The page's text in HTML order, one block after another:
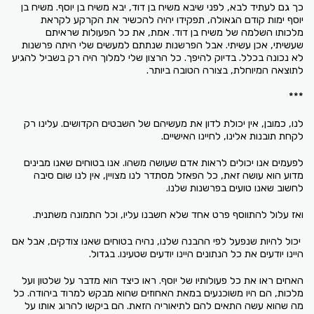
כך גם לעתיד לבא, לפני שיבא משיח בן דוד, יבא משיח בן יוסף. משיח בן
יוסף ימות קודם הגאולה, תפקידו יהיה להכשיר את הקרקע לקראת
מלכותו השלמה של משיח בן דוד. אמת, את כל הפעולות שראיתם
שעשיתי, אכן עשיתי. אבל הפרשנות שנתתם למעשים שלי היתה פרשנות
לא נכונה בכלל. בדיוק להיפך. כל הרצון שלי למלוך היה רק בשביל להגיע
לתוצאה המיוחלת, בצורה הטובה ביותר.
***
לנו, כמובן, אין יכולת לדון את מעשיהם של השבטים הקדושים. עלינו רק
לקחת תובנות אלינו, לחיינו האישיים.
לפעמים אנו יכולים לראות אדם שעושה משהו. אנו בטוחים שאנו מבינים
מדוע הוא עושה זאת, כל הפאזל מסתדר לנו מצויין, אין לנו שום סיבה
לחשוב שאנו טועים בפרשנות שלנו.
ואז עלול להתווסף פרט אחד שלא חשבנו עליו, וכל התמונה משתנית.
יכול להיות שנפעל לפי ההבנה שלנו, נהיה בטוחים שאנו צודקים, אבל אם
היינו יודעים את כל הנתונים היינו יודעים שטעינו. בגדול.
האחים ראו את כל פעולותיו של יוסף. ראו כיצד הוא מדבר על שלטון ועל
מלכות, הם היו משוכנעים במאת האחוזים שהוא מבקש למרוד ביהודה. כל
מה שהוא עשה התאים להם לתיאוריה הזאת. הם ביקשו להרוג אותו על